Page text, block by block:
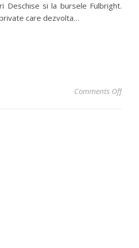
Deschise si la bursele Fulbright.
care dezvolta…
Comments Offon